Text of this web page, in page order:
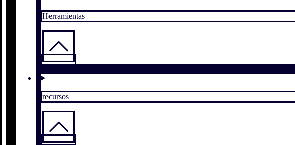
Herramientas
recursos